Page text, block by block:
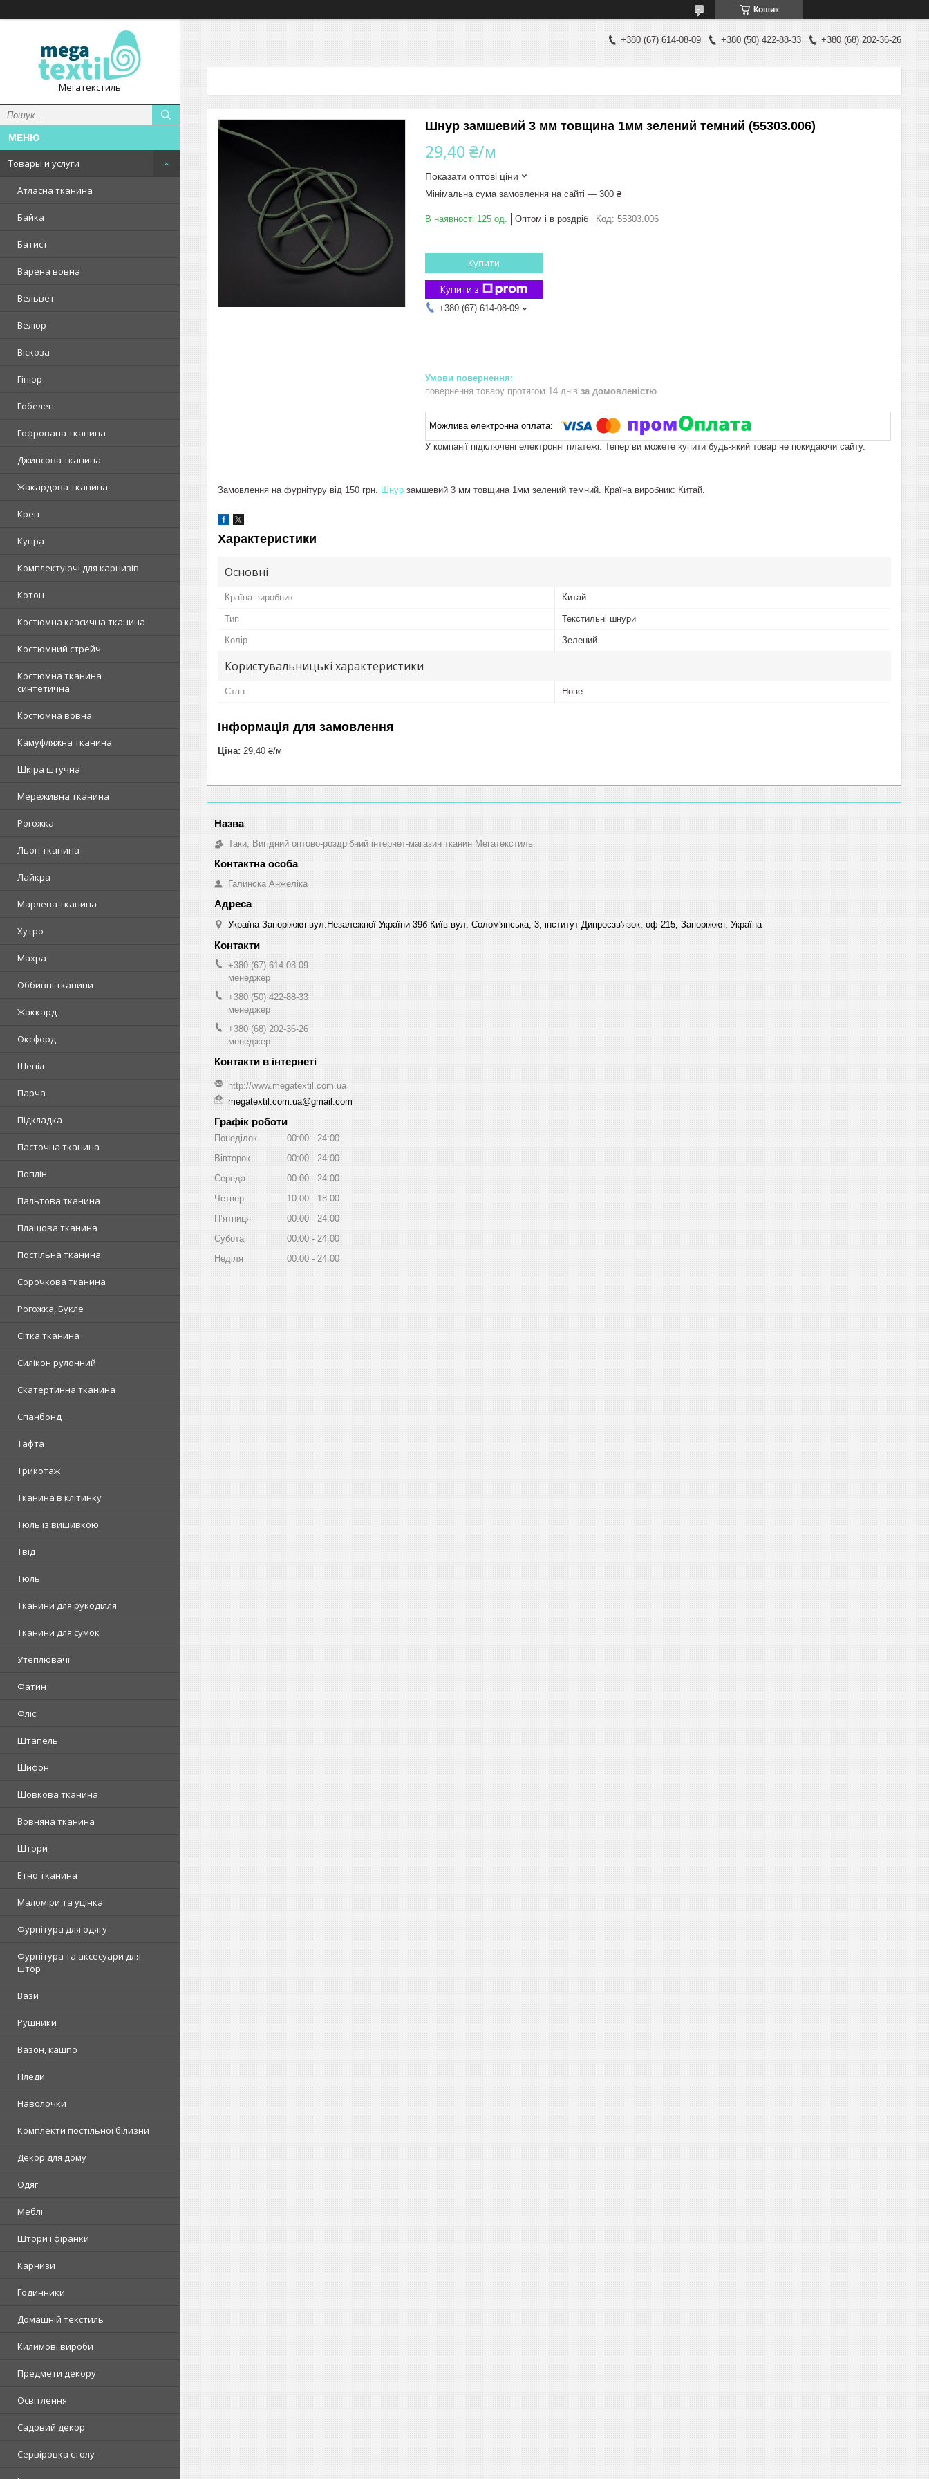
Кошик
Мегатекстиль
Товары и услуги
Атласна тканина
Байка
Батист
Варена вовна
Вельвет
Велюр
Віскоза
Гіпюр
Гобелен
Гофрована тканина
Джинсова тканина
Жакардова тканина
Креп
Купра
Комплектуючі для карнизів
Котон
Костюмна класична тканина
Костюмний стрейч
Костюмна тканина
синтетична
Костюмна вовна
Камуфляжна тканина
Шкіра штучна
Мереживна тканина
Рогожка
Льон тканина
Лайкра
Марлева тканина
Хутро
Махра
Оббивні тканини
Жаккард
Оксфорд
Шеніл
Парча
Підкладка
Паєточна тканина
Поплін
Пальтова тканина
Плащова тканина
Постільна тканина
Сорочкова тканина
Рогожка, Букле
Сітка тканина
Силікон рулонний
Скатертинна тканина
Спанбонд
Тафта
Трикотаж
Тканина в клітинку
Тюль із вишивкою
Твід
Тюль
Тканини для рукоділля
Тканини для сумок
Утеплювачі
Фатин
Фліс
Штапель
Шифон
Шовкова тканина
Вовняна тканина
Штори
Етно тканина
Маломіри та уцінка
Фурнітура для одягу
Фурнітура та аксесуари для
штор
Вази
Рушники
Вазон, кашпо
Пледи
Наволочки
Комплекти постільної білизни
Декор для дому
Одяг
Меблі
Штори і фіранки
Карнизи
Годинники
Домашній текстиль
Килимові вироби
Предмети декору
Освітлення
Садовий декор
Сервіровка столу
+380 (67) 614-08-09 +380 (50) 422-88-33 +380 (68) 202-36-26
Шнур замшевий 3 мм товщина 1мм зелений темний (55303.006)
29,40 ₴/м
Показати оптові ціни
Мінімальна сума замовлення на сайті — 300 ₴
В наявності 125 од. Оптом і в роздріб Код: 55303.006
Купити
Купити з
+380 (67) 614-08-09
повернення товару протягом 14 днів за домовленістю
У компанії підключені електронні платежі. Тепер ви можете купити будь-який товар не покидаючи сайту.
Замовлення на фурнітуру від 150 грн. Шнур замшевий 3 мм товщина 1мм зелений темний. Країна виробник: Китай.
Характеристики
Основні
Країна виробник Китай
Тип Текстильні шнури
Колір Зелений
Користувальницькі характеристики
Стан Нове
Інформація для замовлення
Ціна: 29,40 ₴/м
Таки, Вигідний оптово-роздрібний інтернет-магазин тканин Мегатекстиль
Галинска Анжеліка
Україна Запоріжжя вул.Незалежної України 39б Київ вул. Солом'янська, 3, інститут Дипросзв'язок, оф 215, Запоріжжя, Україна
+380 (67) 614-08-09
менеджер
+380 (50) 422-88-33
менеджер
+380 (68) 202-36-26
менеджер
http://www.megatextil.com.ua
megatextil.com.ua@gmail.com
Графік роботи
Понеділок 00:00
24:00
Вівторок
00:00
24:00
Середа
00:00
24:00
Четвер
10:00
18:00
Пʼятниця
00:00
24:00
Субота
00:00
24:00
Неділя
00:00 24:00